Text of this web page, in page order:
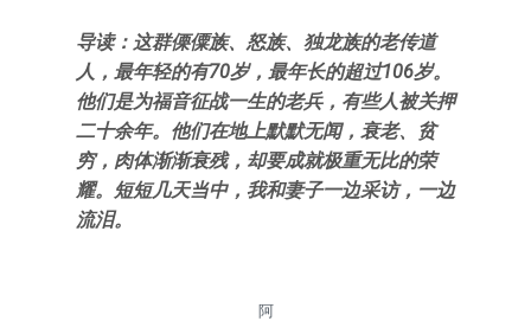
导读：这群傈僳族、怒族、独龙族的老传道
人，最年轻的有70岁，最年长的超过106岁。
他们是为福音征战一生的老兵，有些人被关押
二十余年。他们在地上默默无闻，衰老、贫
穷，肉体渐渐衰残，却要成就极重无比的荣
耀。短短几天当中，我和妻子一边采访，一边
流泪。
阿